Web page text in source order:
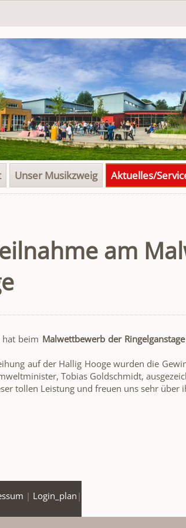
Unser Musikzweig Aktuelles/
am
hat beim Malwettbewerb der
auf der Hallig Hooge wurden die
Tobias Goldschmidt,
tollen Leistung und freuen uns sehr über
| Login_plan |